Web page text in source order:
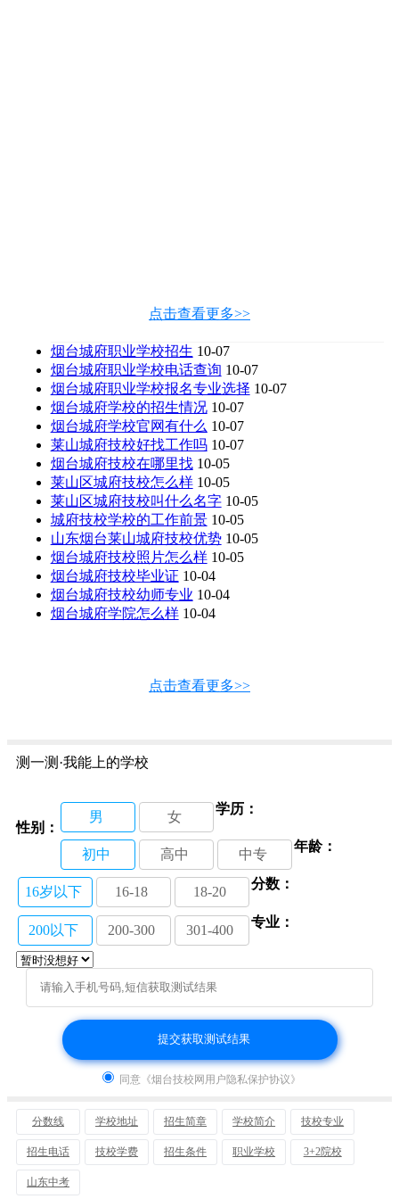
点击查看更多>>
烟台城府职业学校招生 10-07
烟台城府职业学校电话查询 10-07
烟台城府职业学校报名专业选择 10-07
烟台城府学校的招生情况 10-07
烟台城府学校官网有什么 10-07
莱山城府技校好找工作吗 10-07
烟台城府技校在哪里找 10-05
莱山区城府技校怎么样 10-05
莱山区城府技校叫什么名字 10-05
城府技校学校的工作前景 10-05
山东烟台莱山城府技校优势 10-05
烟台城府技校照片怎么样 10-05
烟台城府技校毕业证 10-04
烟台城府技校幼师专业 10-04
烟台城府学院怎么样 10-04
点击查看更多>>
测一测·我能上的学校
性别：
男 女
学历：
初中 高中 中专
年龄：
16岁以下 16-18 18-20
分数：
200以下 200-300 301-400
专业：
同意《烟台技校网用户隐私保护协议》
分数线 学校地址 招生简章 学校简介 技校专业
招生电话 技校学费 招生条件 职业学校 3+2院校
山东中考